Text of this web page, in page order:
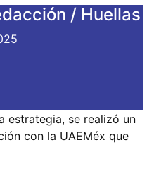
/ Huellas
estrategia, se realizó un
con la UAEMéx que